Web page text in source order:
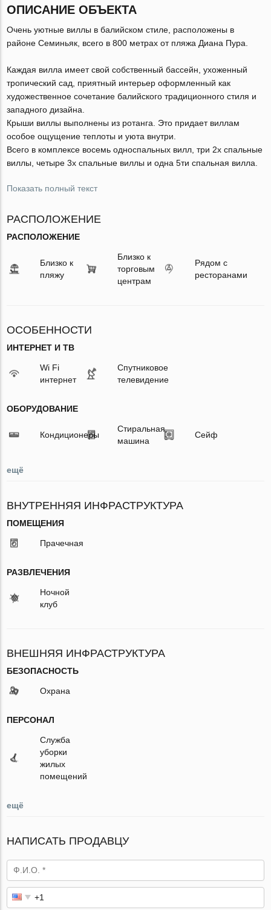
ОПИСАНИЕ ОБЪЕКТА
Очень уютные виллы в балийском стиле, расположены в
районе Семиньяк, всего в 800 метрах от пляжа Диана Пура.
Каждая вилла имеет свой собственный бассейн, ухоженный
тропический сад, приятный интерьер оформленный как
художественное сочетание балийского традиционного стиля и
западного дизайна.
Крыши виллы выполнены из ротанга. Это придает виллам
особое ощущение теплоты и уюта внутри.
Всего в комплексе восемь односпальных вилл, три 2х спальные
виллы, четыре 3х спальные виллы и одна 5ти спальная вилла.
Показать полный текст
РАСПОЛОЖЕНИЕ
РАСПОЛОЖЕНИЕ
Близко к
пляжу
Близко к
торговым
центрам
Рядом с
ресторанами
ОСОБЕННОСТИ
ИНТЕРНЕТ И ТВ
Wi Fi
интернет
Спутниковое
телевидение
ОБОРУДОВАНИЕ
Кондиционеры
Стиральная
машина
Сейф
ещё
ВНУТРЕННЯЯ ИНФРАСТРУКТУРА
ПОМЕЩЕНИЯ
Прачечная
РАЗВЛЕЧЕНИЯ
Ночной
клуб
ВНЕШНЯЯ ИНФРАСТРУКТУРА
БЕЗОПАСНОСТЬ
Охрана
ПЕРСОНАЛ
Служба
уборки
жилых
помещений
ещё
НАПИСАТЬ ПРОДАВЦУ